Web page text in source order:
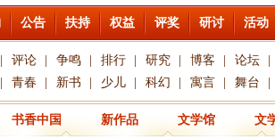
公告 扶持 权益 评奖 研讨 活动
评论 争鸣 排行 研究 博客 论坛
青春 新书 少儿 科幻 寓言 舞台
书香中国 新作品 文学馆 文